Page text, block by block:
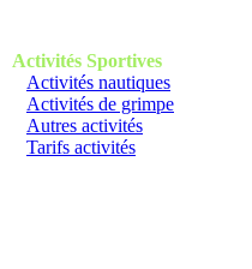
Activités Sportives
Activités nautiques
Activités de grimpe
Autres activités
Tarifs activités